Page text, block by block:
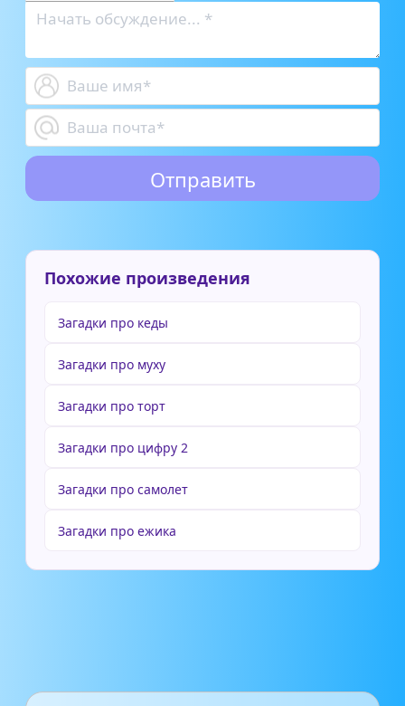
Похожие произведения
Загадки про кеды
Загадки про муху
Загадки про торт
Загадки про цифру 2
Загадки про самолет
Загадки про ежика